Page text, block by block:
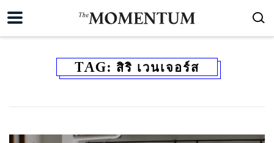
TAG: สิริ เวนเจอร์ส